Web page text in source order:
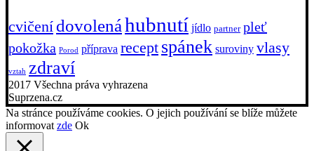
cvičení dovolenáhubnutí jídlo partner pleť
pokožka Porod příprava recept spánek suroviny vlasy
vztah zdraví
2017 Všechna práva vyhrazena
Suprzena.cz
Na stránce používáme cookies. O jejich používání se blíže můžete
informovat zde Ok